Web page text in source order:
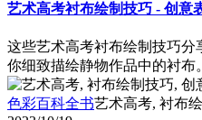
艺术高考衬布绘制技巧 - 创意
这些艺术高考衬布绘制技巧
你细致描绘静物作品中的衬布。
色彩百科全书艺术高考, 衬布